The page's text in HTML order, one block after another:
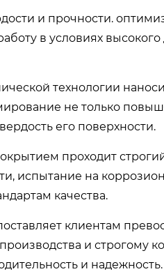
и прочности.
в условиях
технологии
не только
его поверхности.
проходит
испытание на
качества.
клиентам
и строгому
и надежность.